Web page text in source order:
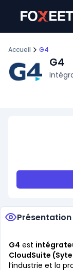
Accueil G4
G4
Présentation
G4 est
CloudSuite
l’industrie et la